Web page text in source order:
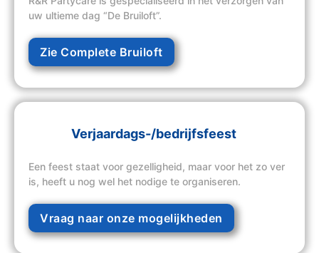
uw ultieme dag “De Bruiloft”.
Zie Complete Bruiloft
Verjaardags-/bedrijfsfeest
Een feest staat voor gezelligheid, maar voor het zo ver
is, heeft u nog wel het nodige te organiseren.
Vraag naar onze mogelijkheden